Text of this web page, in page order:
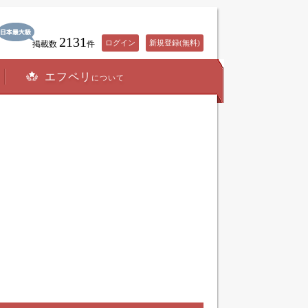
掲載数 2131 件 ログイン 新規登録(無料)
エフペリ について